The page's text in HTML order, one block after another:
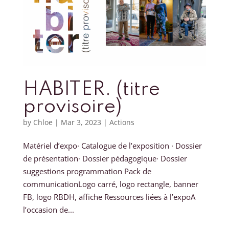
HABITER. (titre
provisoire)
by Chloe | Mar 3, 2023 | Actions
Matériel d’expo· Catalogue de l’exposition · Dossier
de présentation· Dossier pédagogique· Dossier
suggestions programmation Pack de
communicationLogo carré, logo rectangle, banner
FB, logo RBDH, affiche Ressources liées à l’expoA
l’occasion de...